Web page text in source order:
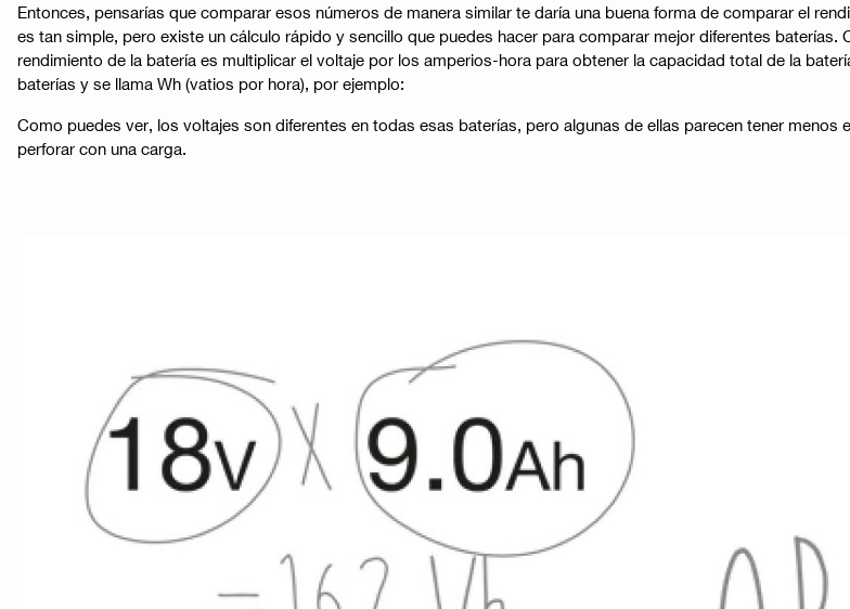
Entonces, pensarías que comparar esos números de manera similar te daría una buena forma de comparar el
es tan simple, pero existe un cálculo rápido y sencillo que puedes hacer para comparar mejor diferentes
rendimiento de la batería es multiplicar el voltaje por los amperios-hora para obtener la capacidad total de la
baterías y se llama Wh (vatios por hora), por ejemplo:
Como puedes ver, los voltajes son diferentes en todas esas baterías, pero algunas de ellas parecen tener
perforar con una carga.